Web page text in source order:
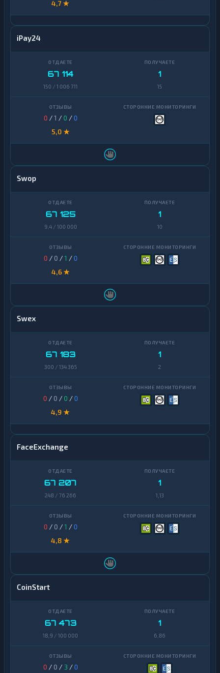
4,7 ★
iPay24
67 114
150 / 1 006 711
1
15
0 /1 /0 /0
5,0 ★
Swop
67 125
9,4 / 100 000
1
10
0 / 0 /1 /0
4,6 ★
Swex
67 183
300 / 134 365
1
2
0 / 0 /0 /0
4,9 ★
FaceExchange
67 207
248 / 76 266
1
1,13
0 / 0 /1 /0
4,8 ★
CoinStart
67 473
18,9 / 100 000
1
6,86
0 / 0 / 3 /0